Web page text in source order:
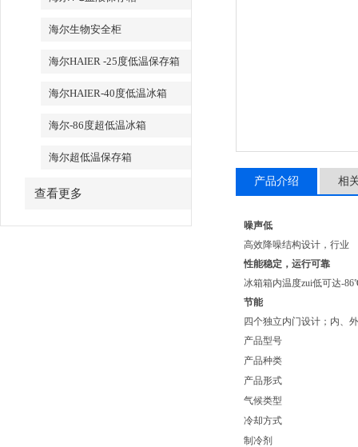
海尔生物安全柜
海尔HAIER -25度低温保存箱
海尔HAIER-40度低温冰箱
海尔-86度超低温冰箱
海尔超低温保存箱
查看更多
产品介绍 相
噪声低
高效降噪结构设计，行业
性能稳定，运行可靠
冰箱箱内温度zui低可达-
节能
四个独立内门设计；内
产品型号
产品种类
产品形式
气候类型
冷却方式
制冷剂